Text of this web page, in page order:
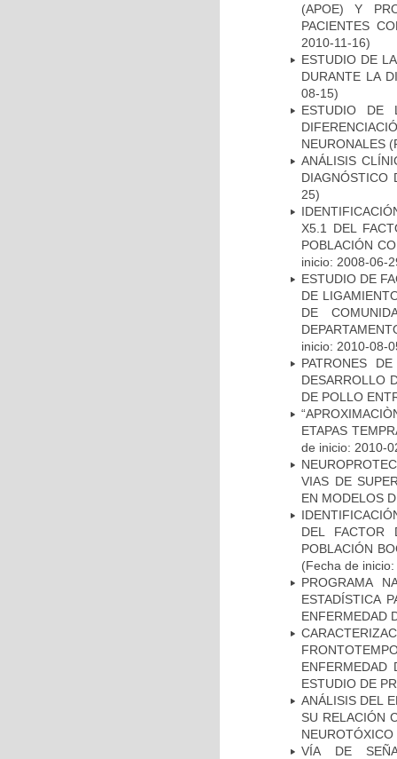
(APOE) Y
PACIENTES
2010-11-16)
ESTUDIO DE
DURANTE LA
08-15)
ESTUDIO DE
NEURONALES
ANÁLISIS
DIAGNÓSTICO
25)
X5.1 DEL
POBLACIÓN
inicio: 2008-06-
ESTUDIO DE
DE
DE
inicio: 2010-08-
PATRONES
DESARROLLO
DE POLLO
ETAPAS
de inicio: 2010-
VIAS DE
EN MODELOS
DEL FACTOR
POBLACIÓN
(Fecha de
PROGRAMA
ESTADÍSTICA
ENFERMEDAD
ENFERMEDAD
ESTUDIO DE
ANÁLISIS DEL
SU RELACIÓN
NEUROTÓXICO
VÍA DE